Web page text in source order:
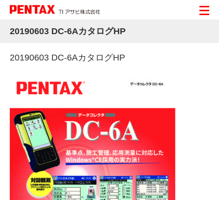
20190603 DC-6AカタログHP
20190603 DC-6AカタログHP